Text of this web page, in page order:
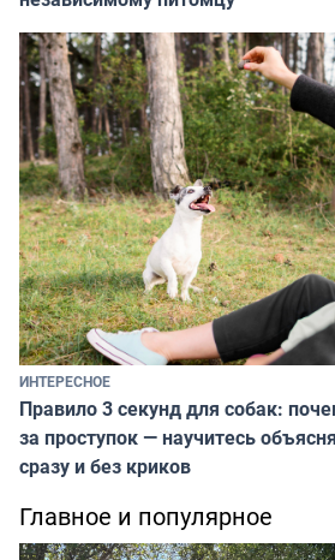
ИНТЕРЕСНОЕ
Правило 3 секунд для собак:
за проступок — научитесь
сразу и без криков
Главное и популярное